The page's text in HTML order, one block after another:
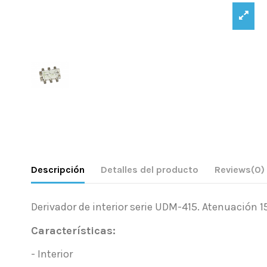
Descripción Detalles del producto Reviews(0)
Derivador de interior serie UDM-415. Atenuación
Características:
- Interior